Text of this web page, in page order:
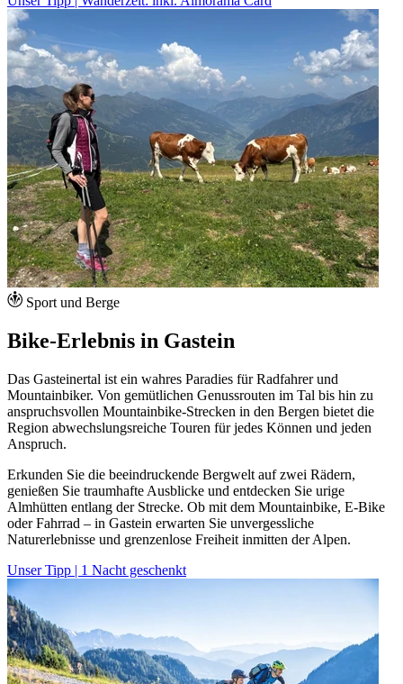
Sport und Berge
Bike-Erlebnis in Gastein
Das Gasteinertal ist ein wahres Paradies für Radfahrer und
Mountainbiker. Von gemütlichen Genussrouten im Tal bis hin zu
anspruchsvollen Mountainbike-Strecken in den Bergen bietet die
Region abwechslungsreiche Touren für jedes Können und jeden
Anspruch.
Erkunden Sie die beeindruckende Bergwelt auf zwei Rädern,
genießen Sie traumhafte Ausblicke und entdecken Sie urige
Almhütten entlang der Strecke. Ob mit dem Mountainbike, E-Bike
oder Fahrrad – in Gastein erwarten Sie unvergessliche
Naturerlebnisse und grenzenlose Freiheit inmitten der Alpen.
Unser Tipp | 1 Nacht geschenkt